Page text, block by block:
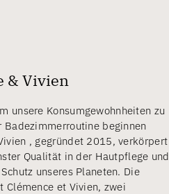
& Vivien
unsere Konsumgewohnheiten zu
Badezimmerroutine beginnen
, gegründet 2015, verkörpert
Qualität in der Hautpflege und
unseres Planeten. Die
Clémence et Vivien, zwei